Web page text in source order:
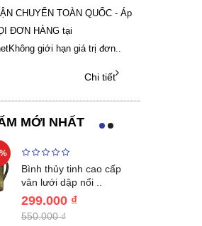
CHUYỂN TOÀN QUỐC - Áp
ĐƠN HÀNG tại
giới hạn giá trị đơn..
Chi tiết
MỚI NHẤT
Bình thủy tinh cao cấp
vân lưới dập nổi ..
299.000 ₫
550.000 ₫